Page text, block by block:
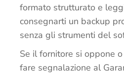
formato strutturato e
consegnarti un backup
senza gli strumenti del
Se il fornitore si oppone
fare segnalazione al